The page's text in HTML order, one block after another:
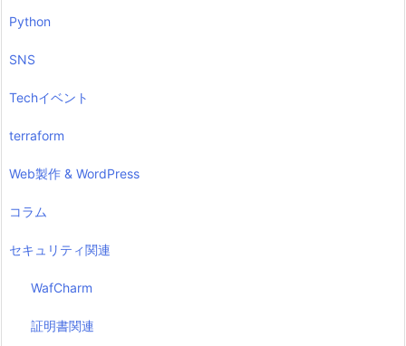
Python
SNS
Techイベント
terraform
Web製作 & WordPress
コラム
セキュリティ関連
WafCharm
証明書関連